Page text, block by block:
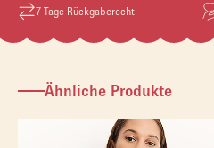
7 Tage Rückgaberecht
Ähnliche Produkte